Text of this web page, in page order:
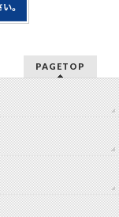
PAGETOP